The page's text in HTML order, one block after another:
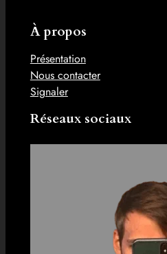
À propos
Présentation
Nous contacter
Signaler
Réseaux sociaux